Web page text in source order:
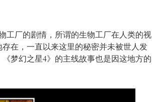
工厂的剧情，所谓的生物工厂在人类的视
在，一直以来这里的秘密并未被世人发
梦幻之星4》的主线故事也是因这地方的